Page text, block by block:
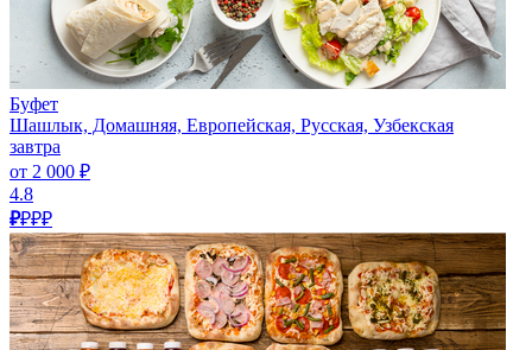
Буфет
Шашлык, Домашняя, Европейская, Русская, Узбекская
завтра
от 2 000 ₽
4.8
₽₽₽₽